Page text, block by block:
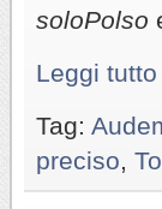
soloPolso
Leggi tutto
Tag:
preciso